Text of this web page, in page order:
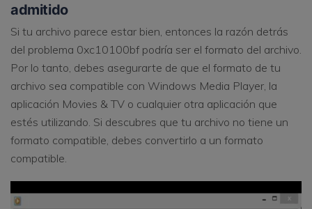
admitido
Si tu archivo parece estar bien, entonces la razón detrás
del problema 0xc10100bf podría ser el formato del archivo.
Por lo tanto, debes asegurarte de que el formato de tu
archivo sea compatible con Windows Media Player, la
aplicación Movies & TV o cualquier otra aplicación que
estés utilizando. Si descubres que tu archivo no tiene un
formato compatible, debes convertirlo a un formato
compatible.